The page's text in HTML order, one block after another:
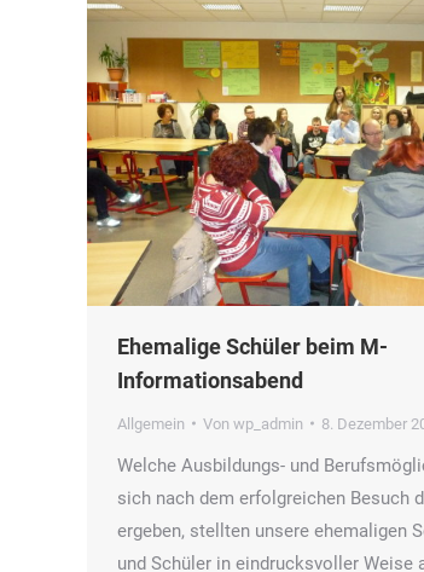
Ehemalige Schüler beim M-
Informationsabend
Allgemein Von wp_admin 8. Dezember
Welche Ausbildungs- und
sich nach dem erfolgreichen Besuch
ergeben, stellten unsere ehemaligen
und Schüler in eindrucksvoller Weise